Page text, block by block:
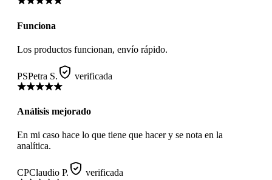
Funciona
Los productos funcionan, envío rápido.
PSPetra S. verificada
Análisis mejorado
En mi caso hace lo que tiene que hacer y se nota en la
analítica.
CPClaudio P. verificada